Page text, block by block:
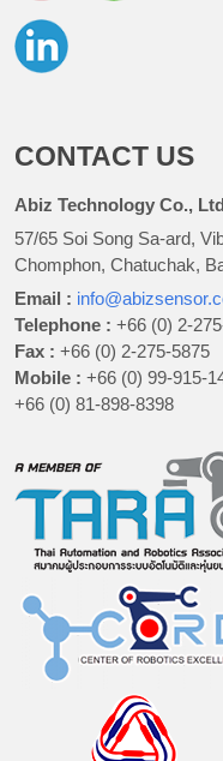
CONTACT US
Abiz Technology Co.,
57/65 Soi Song Sa-ard,
Chomphon, Chatuchak,
Email :
Telephone : +66 (0) 2-
Fax : +66 (0) 2-275-5875
Mobile : +66 (0) 99-915-
+66 (0) 81-898-8398